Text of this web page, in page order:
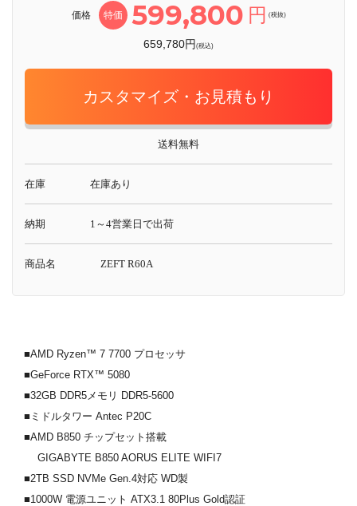
価格 特価 599,800 円 (税抜)
659,780円(税込)
カスタマイズ・お見積もり
送料無料
在庫 在庫あり
納期 1～4営業日で出荷
商品名 ZEFT R60A
■AMD Ryzen™ 7 7700 プロセッサ
■GeForce RTX™ 5080
■32GB DDR5メモリ DDR5-5600
■ミドルタワー Antec P20C
■AMD B850 チップセット搭載
GIGABYTE B850 AORUS ELITE WIFI7
■2TB SSD NVMe Gen.4対応 WD製
■1000W 電源ユニット ATX3.1 80Plus Gold認証